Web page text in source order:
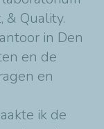
& Quality.
in Den
en de
en
ik de